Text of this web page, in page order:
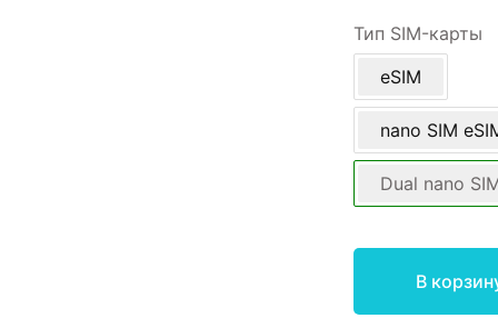
Тип SIM-карты
eSIM
nano SIM
Dual nano
В